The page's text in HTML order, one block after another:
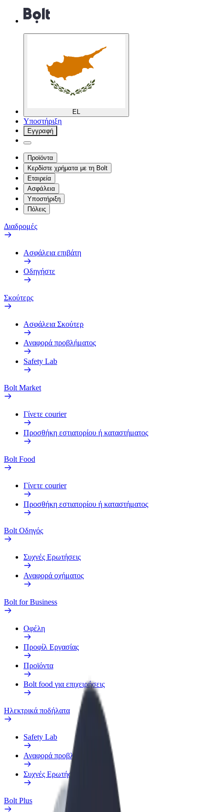
EL
Υποστήριξη
Εγγραφή
Προϊόντα
Κερδίστε χρήματα με τη Bolt
Εταιρεία
Ασφάλεια
Υποστήριξη
Πόλεις
Διαδρομές
Ασφάλεια επιβάτη
Οδηγήστε
Σκούτερς
Ασφάλεια Σκούτερ
Αναφορά προβλήματος
Safety Lab
Bolt Market
Γίνετε courier
Προσθήκη εστιατορίου ή καταστήματος
Bolt Food
Γίνετε courier
Προσθήκη εστιατορίου ή καταστήματος
Bolt Οδηγός
Συχνές Ερωτήσεις
Αναφορά οχήματος
Bolt for Business
Οφέλη
Προφίλ Εργασίας
Προϊόντα
Bolt food για επιχειρήσεις
Ηλεκτρικά ποδήλατα
Safety Lab
Αναφορά προβλήματος
Συχνές Ερωτήσεις
Bolt Plus